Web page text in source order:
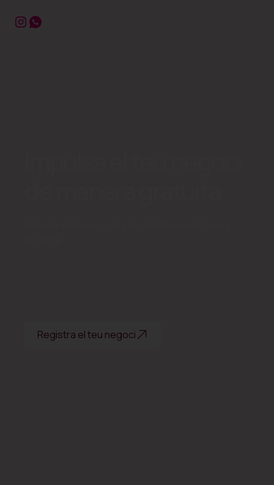
Registra el teu negoci